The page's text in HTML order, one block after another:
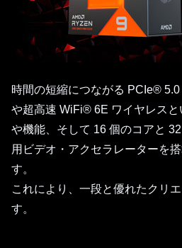
時間の短縮につながる PCIe®
や超高速 WiFi® 6E ワイヤレス
や機能、そして 16 個のコアと
用ビデオ・アクセラレーターを
す。
これにより、一段と優れたクリ
す。